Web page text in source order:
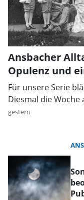
Ansbacher
Opulenz und
Für unsere Serie
Diesmal die Woche
gestern